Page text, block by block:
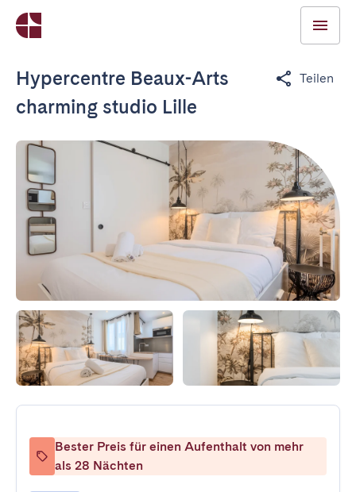
Hypercentre Beaux-Arts
charming studio Lille
Teilen
Bester Preis für einen Aufenthalt von mehr
als 28 Nächten